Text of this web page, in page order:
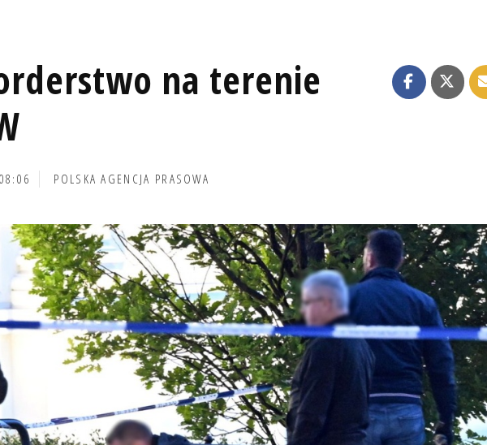
na terenie
POLSKA AGENCJA PRASOWA